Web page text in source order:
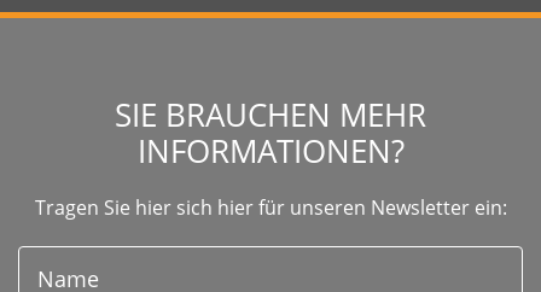
SIE BRAUCHEN MEHR
INFORMATIONEN?
Tragen Sie hier sich hier für unseren Newsletter ein: